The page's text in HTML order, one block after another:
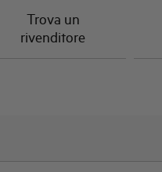
Trova un
rivenditore